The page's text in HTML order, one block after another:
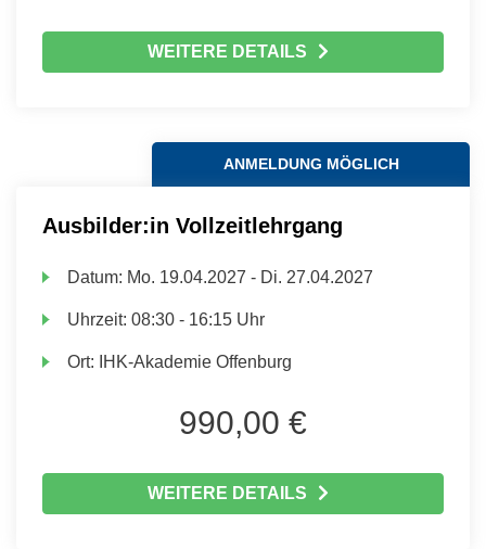
WEITERE DETAILS
ANMELDUNG MÖGLICH
Ausbilder:in Vollzeitlehrgang
Datum: Mo. 19.04.2027 - Di. 27.04.2027
Uhrzeit:08:30 - 16:15 Uhr
Ort: IHK-Akademie Offenburg
990,00 €
WEITERE DETAILS